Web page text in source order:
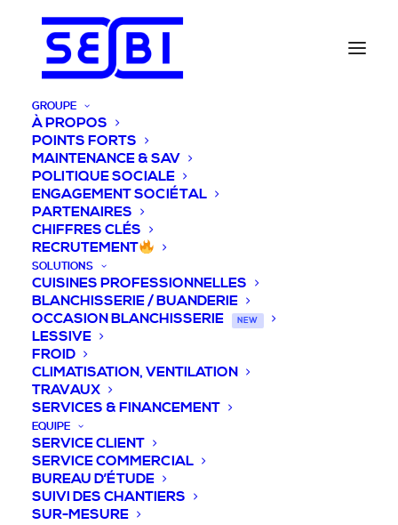
GROUPE
À PROPOS
POINTS FORTS
MAINTENANCE & SAV
POLITIQUE SOCIALE
ENGAGEMENT SOCIÉTAL
PARTENAIRES
CHIFFRES CLÉS
RECRUTEMENT
SOLUTIONS
CUISINES PROFESSIONNELLES
BLANCHISSERIE / BUANDERIE
OCCASION BLANCHISSERIE
NEW
LESSIVE
FROID
CLIMATISATION, VENTILATION
TRAVAUX
SERVICES & FINANCEMENT
EQUIPE
SERVICE CLIENT
SERVICE COMMERCIAL
BUREAU D’ÉTUDE
SUIVI DES CHANTIERS
SUR-MESURE